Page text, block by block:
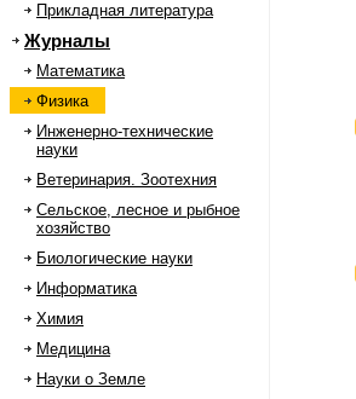
Прикладная литература
Журналы
Математика
Физика
Инженерно-технические
науки
Ветеринария. Зоотехния
Сельское, лесное и рыбное
хозяйство
Биологические науки
Информатика
Химия
Медицина
Науки о Земле